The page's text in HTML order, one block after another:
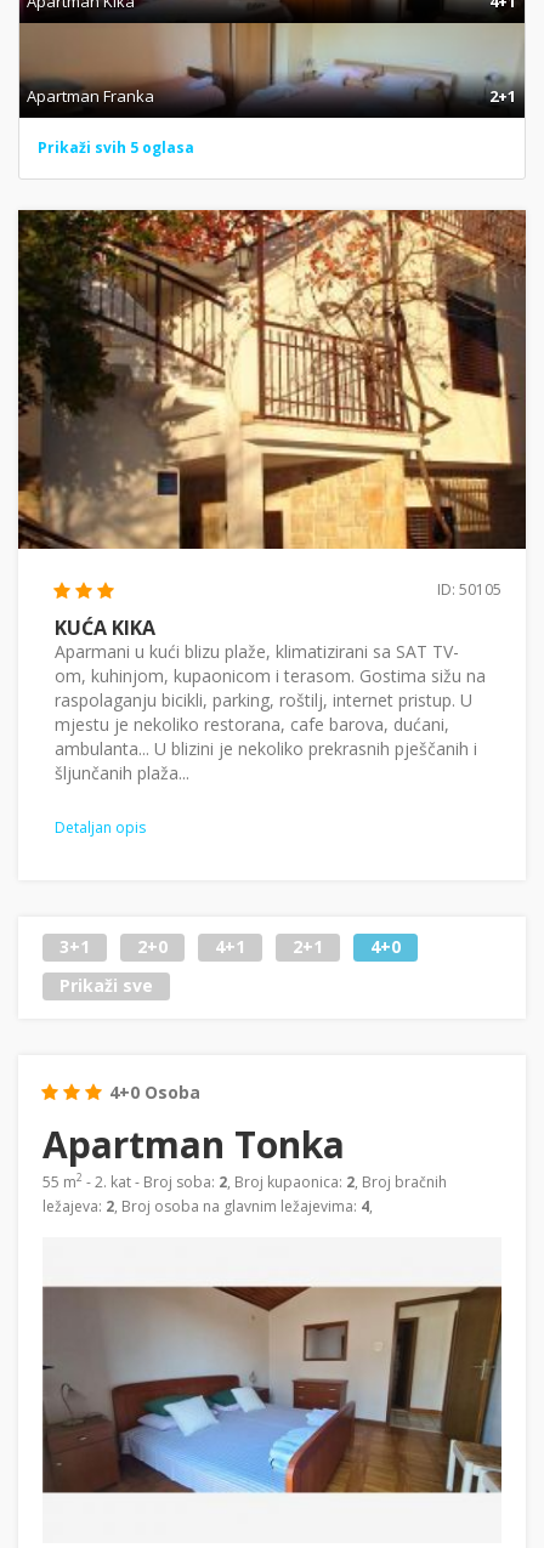
Apartman Franka 2+1
Prikaži svih 5 oglasa
ID: 50105
KUĆA KIKA
Aparmani u kući blizu plaže, klimatizirani sa SAT TV-
om, kuhinjom, kupaonicom i terasom. Gostima sižu na
raspolaganju bicikli, parking, roštilj, internet pristup. U
mjestu je nekoliko restorana, cafe barova, dućani,
ambulanta... U blizini je nekoliko prekrasnih pješčanih i
šljunčanih plaža...
Detaljan opis
3+1 2+0 4+1 2+1
4+0
Prikaži sve
4+0 Osoba
Apartman Tonka
55 m2 - 2. kat - Broj soba: 2, Broj kupaonica: 2, Broj bračnih
ležajeva: 2, Broj osoba na glavnim ležajevima: 4,